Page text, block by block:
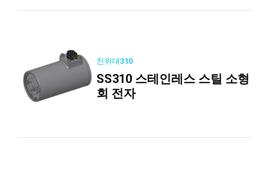
친위대310
SS310 스테인레스 스틸 소형
회 전자